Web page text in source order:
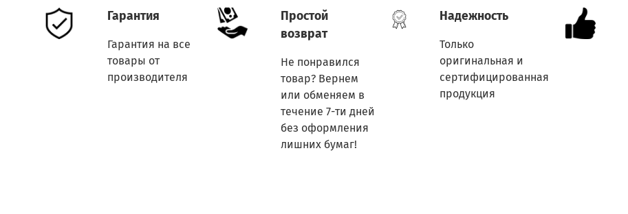
Гарантия
Гарантия на все
товары от
производителя
Простой
возврат
Не понравился
товар? Вернем
или обменяем в
течение 7-ти дней
без оформления
лишних бумаг!
Надежность
Только
оригинальная и
сертифицированная
продукция